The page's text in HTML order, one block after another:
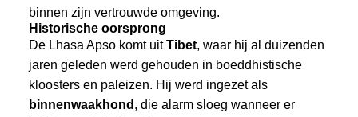
binnen zijn vertrouwde omgeving.
Historische oorsprong
De Lhasa Apso komt uitTibet, waar hij al duizenden
jaren geleden werd gehouden in boeddhistische
kloosters en paleizen. Hij werd ingezet als
binnenwaakhond , die alarm sloeg wanneer er